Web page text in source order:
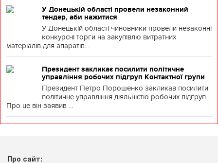
У Донецькій області провели незаконний
тендер, аби нажитися
У Донецькій області чиновники провели незаконні
конкурсні торги на закупівлю витратних
матеріалів для апаратів...
Президент закликає посилити політичне
управління робочих підгруп Контактної групи
Президент Петро Порошенко закликав посилити
політичне управління діяльністю робочих підгруп
Про це він заявив ...
Про сайт: